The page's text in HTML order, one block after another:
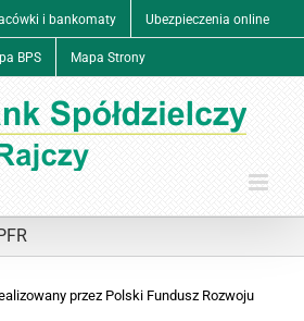
i bankomaty Ubezpieczenia online
BPS Mapa Strony
przez Polski Fundusz Rozwoju